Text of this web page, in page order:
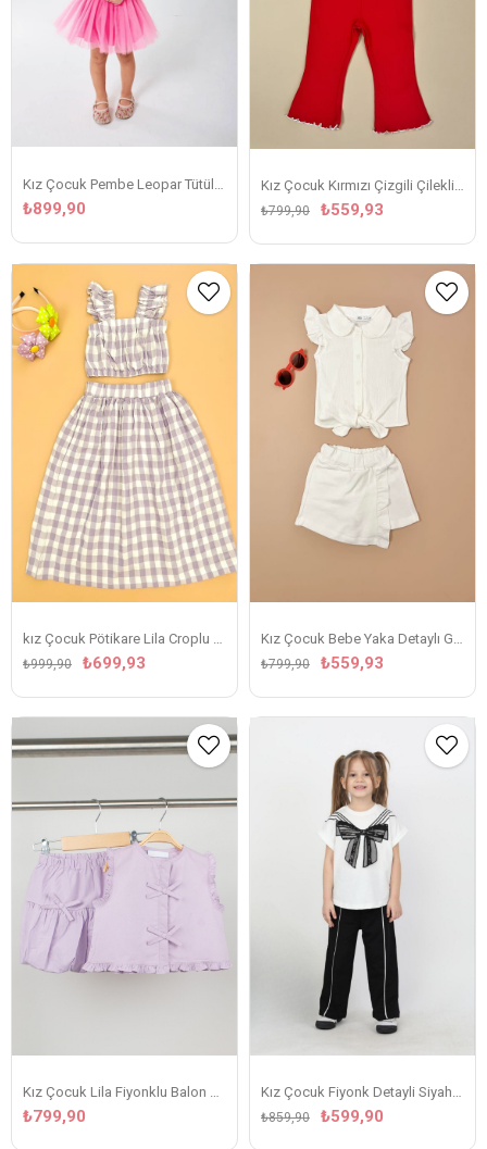
₺899,90
Kız Çocuk Kırmızı Çizgili Çilekli Keten Yakalı Takım
₺559,93
₺799,90
kız Çocuk Pötikare Lila Croplu Takım
₺699,93
₺999,90
Kız Çocuk Bebe Yaka Detaylı Gömlek ve Şort Etek Takım – Beyaz
₺559,93
₺799,90
Kız Çocuk Lila Fiyonklu Balon Etekli Takım
₺799,90
Kız Çocuk Fiyonk Detayli Siyah Beyaz Takım
₺599,90
₺859,90